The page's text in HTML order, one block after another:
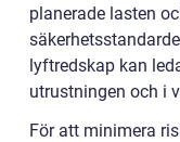
planerade lasten
lyftredskap kan
utrustningen och i
För att minimera